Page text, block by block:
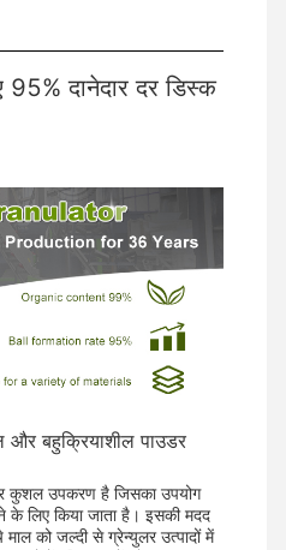
दानेदार दर डिस्क
बहुक्रियाशील पाउडर
कुशल उपकरण है जिसका उपयोग
के लिए किया जाता है। इसकी मदद
को जल्दी से ग्रेन्युलर उत्पादों में